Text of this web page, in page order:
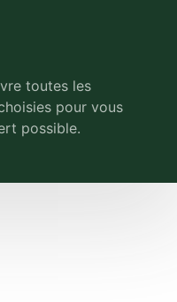
toutes les
pour vous
possible.